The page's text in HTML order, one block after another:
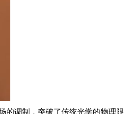
的调制，突破了传统光学的物理限